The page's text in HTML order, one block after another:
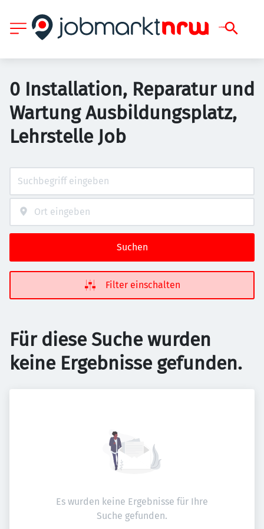
0 Installation, Reparatur und
Wartung Ausbildungsplatz,
Lehrstelle Job
Suchen
Filter einschalten
Für diese Suche wurden
keine Ergebnisse gefunden.
Es wurden keine Ergebnisse für Ihre
Suche gefunden.